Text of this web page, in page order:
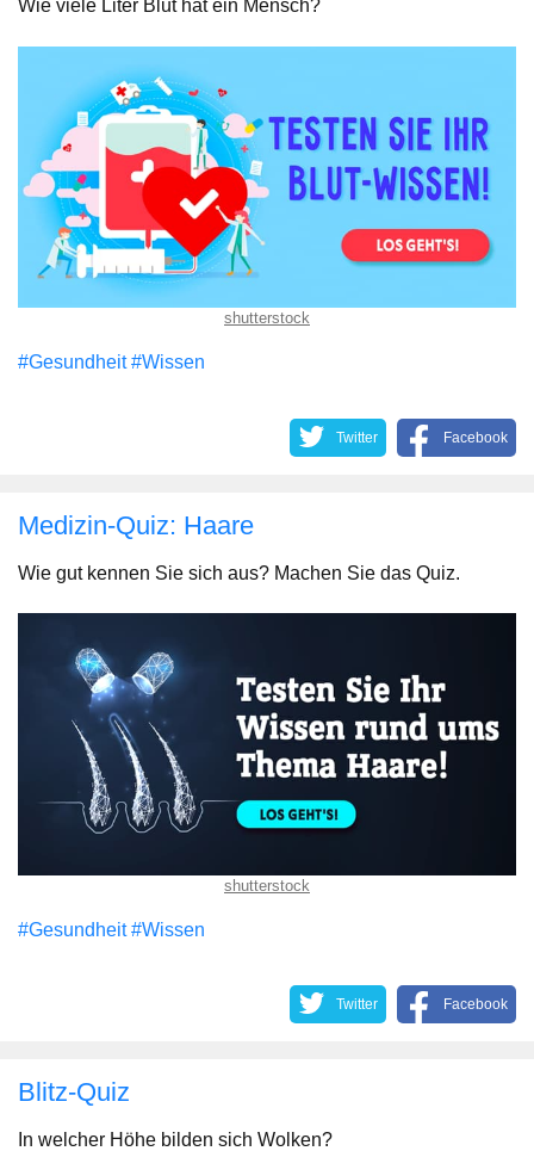
Wie viele Liter Blut hat ein Mensch?
shutterstock
#Gesundheit #Wissen
Twitter Facebook
Medizin-Quiz: Haare
Wie gut kennen Sie sich aus? Machen Sie das Quiz.
shutterstock
#Gesundheit #Wissen
Twitter Facebook
Blitz-Quiz
In welcher Höhe bilden sich Wolken?